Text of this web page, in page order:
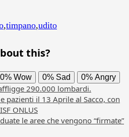
,timpano,udito
this?
0% Wow 0% Sad 0% Angry
290.000 lombardi.
pazienti il 13 Aprile al Sacco, con
ONLUS
le aree che vengono “firmate”